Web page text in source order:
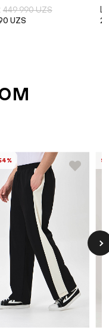
449 990 UZS
UZS